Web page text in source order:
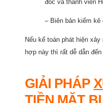
đốc và thành viên
– Biên bản kiểm
Nếu kế toán phát hiện
hợp này thì rất dễ dẫn
GIẢI PHÁP